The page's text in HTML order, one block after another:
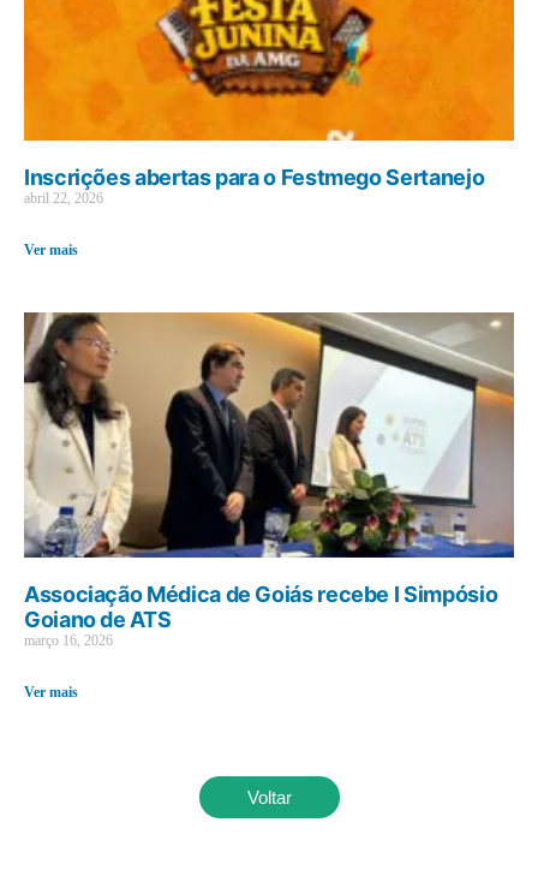
Inscrições abertas para o Festmego Sertanejo
abril 22, 2026
Ver mais
Associação Médica de Goiás recebe I Simpósio
Goiano de ATS
março 16, 2026
Ver mais
Voltar